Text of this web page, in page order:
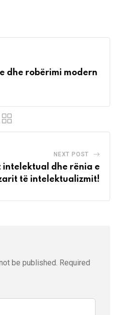
dhe robërimi modern
NEXT POST
intelektual dhe rënia e
të intelektualizmit!
be published. Required